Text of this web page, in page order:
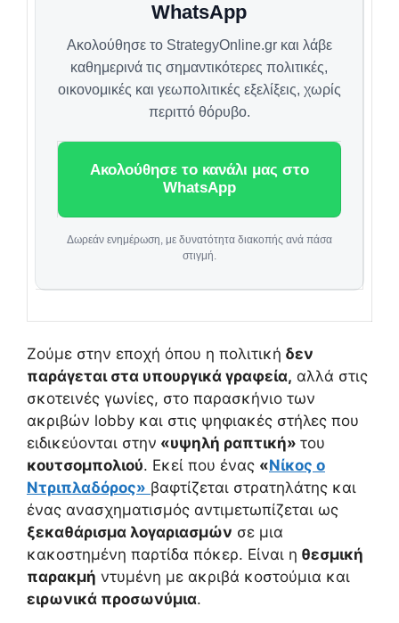
WhatsApp
Ακολούθησε το StrategyOnline.gr και λάβε
καθημερινά τις σημαντικότερες πολιτικές,
οικονομικές και γεωπολιτικές εξελίξεις, χωρίς
περιττό θόρυβο.
Ακολούθησε το κανάλι μας στο
WhatsApp
Δωρεάν ενημέρωση, με δυνατότητα διακοπής ανά πάσα
στιγμή.
Ζούμε στην εποχή όπου η πολιτική δεν
παράγεται στα υπουργικά γραφεία, αλλά στις
σκοτεινές γωνίες, στο παρασκήνιο των
ακριβών lobby και στις ψηφιακές στήλες που
ειδικεύονται στην «υψηλή ραπτική» του
κουτσομπολιού. Εκεί που ένας «Νίκος ο
Ντριπλαδόρος» βαφτίζεται στρατηλάτης και
ένας ανασχηματισμός αντιμετωπίζεται ως
ξεκαθάρισμα λογαριασμών σε μια
κακοστημένη παρτίδα πόκερ. Είναι η θεσμική
παρακμή ντυμένη με ακριβά κοστούμια και
ειρωνικά προσωνύμια.